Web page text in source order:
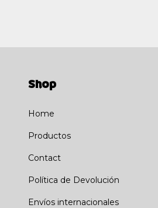
Shop
Home
Productos
Contact
Política de Devolución
Envíos internacionales